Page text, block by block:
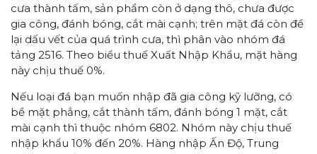
cưa thành tấm, sản phẩm còn ở dạng thô, chưa được
gia công, đánh bóng, cắt mài cạnh; trên mặt đá còn để
lại dấu vết của quá trình cưa, thì phân vào nhóm đá
tảng 2516. Theo biểu thuế Xuất Nhập Khẩu, mặt hàng
này chịu thuế 0%.
Nếu loại đá bạn muốn nhập đã gia công kỹ lưỡng, có
bề mặt phẳng, cắt thành tấm, đánh bóng 1 mặt, cắt
mài cạnh thì thuộc nhóm 6802. Nhóm này chịu thuế
nhập khẩu 10% đến 20%. Hàng nhập Ấn Độ, Trung